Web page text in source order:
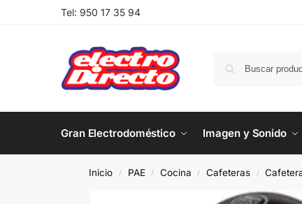
Tel: 950 17 35 94
Gran Electrodoméstico Imagen y Sonido
Inicio / PAE / Cocina / Cafeteras /